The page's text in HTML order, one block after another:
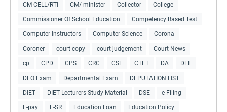
CM CELL/RTI CM/ minister Collector College
Commissioner Of School Education Competency Based Test
Computer Instructors Computer Science Corona
Coroner court copy court judgement Court News
cp CPD CPS CRC CSE CTET DA DEE
DEO Exam Departmental Exam DEPUTATION LIST
DIET DIET Lecturers Study Material DSE e-Filing
E-pay E-SR Education Loan Education Policy